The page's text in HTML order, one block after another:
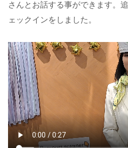
さんとお話する事ができます。
ェックインをしました。